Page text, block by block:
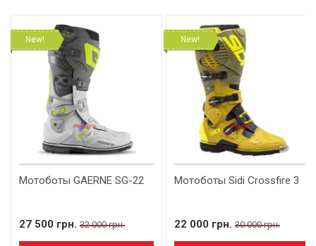
New!
Мотоботы GAERNE SG-22
27 500 грн. 32 000 грн.
New!
Мотоботы Sidi Crossfire 3
22 000 грн. 30 000 грн.